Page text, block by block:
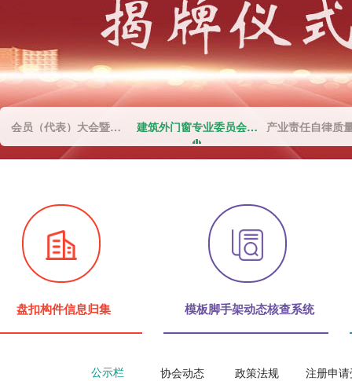
会员（代表）大会暨建筑高性能围护结构材料论坛顺利召开 建筑外门窗专业委员会成立大会
盘扣构件信息归集 模板脚手架动态核查系统
公示栏 协会动态 政策法规 注册申